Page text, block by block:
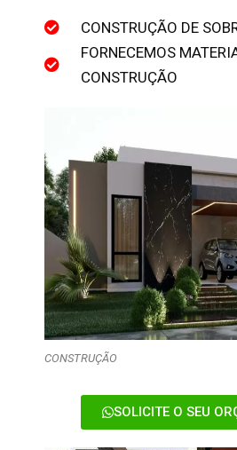
CONSTRUÇÃO DE
FORNECEMOS
CONSTRUÇÃO
CONSTRUÇÃO
SOLICITE O SEU